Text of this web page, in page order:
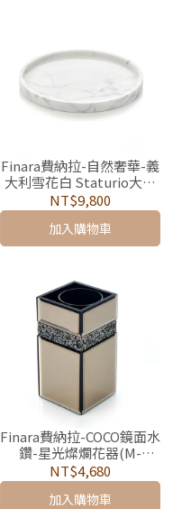
Finara費納拉-自然奢華-義
大利雪花白 Staturio大理
石圓形盤 (25cm)
NT$9,800
加入購物車
Finara費納拉-COCO鏡面水
鑽-星光燦爛花器(M-
23cm）
NT$4,680
加入購物車